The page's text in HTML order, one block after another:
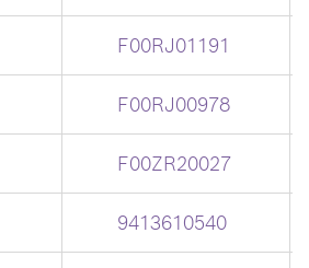
F00RJ01191
F00RJ00978
F00ZR20027
9413610540